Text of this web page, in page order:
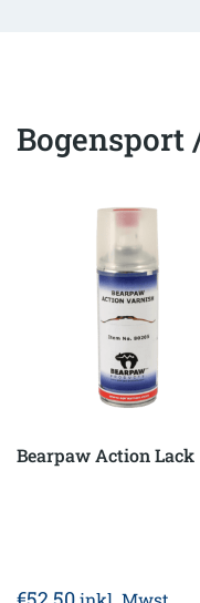
Bogensport
Bearpaw Action Lack